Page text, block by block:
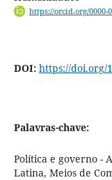
https://orcid.org/0000-
DOI: https://doi.org/
Palavras-chave:
Política e governo -
Latina, Meios de